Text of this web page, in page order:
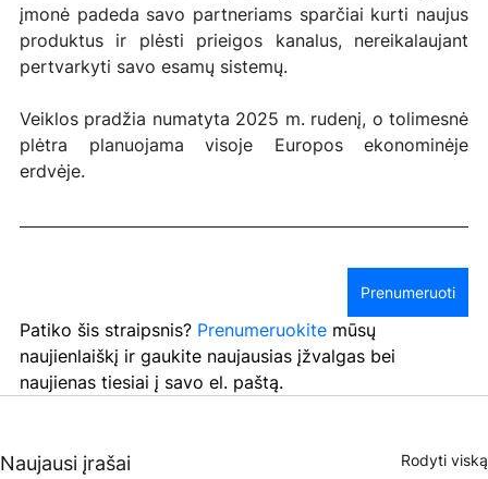
įmonė padeda savo partneriams sparčiai kurti naujus
produktus ir plėsti prieigos kanalus, nereikalaujant
pertvarkyti savo esamų sistemų.
Veiklos pradžia numatyta 2025 m. rudenį, o tolimesnė
plėtra planuojama visoje Europos ekonominėje
erdvėje.
Prenumeruoti
Patiko šis straipsnis? Prenumeruokite mūsų
naujienlaiškį ir gaukite naujausias įžvalgas bei
naujienas tiesiai į savo el. paštą.
Naujausi įrašai Rodyti viską